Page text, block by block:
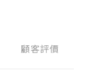
顧客評價